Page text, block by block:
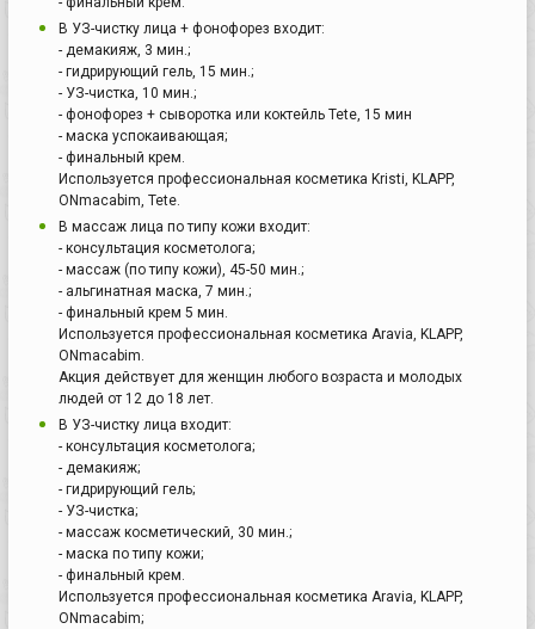
В УЗ-чистку лица + фонофорез входит:
- демакияж, 3 мин.;
- гидрирующий гель, 15 мин.;
- УЗ-чистка, 10 мин.;
- фонофорез + сыворотка или коктейль Tete, 15 мин
- маска успокаивающая;
- финальный крем.
Используется профессиональная косметика Kristi, KLAPP,
ONmacabim, Tete.
В массаж лица по типу кожи входит:
- консультация косметолога;
- массаж (по типу кожи), 45-50 мин.;
- альгинатная маска, 7 мин.;
- финальный крем 5 мин.
Используется профессиональная косметика Aravia, KLAPP,
ONmacabim.
Акция действует для женщин любого возраста и молодых
людей от 12 до 18 лет.
В УЗ-чистку лица входит:
- консультация косметолога;
- демакияж;
- гидрирующий гель;
- УЗ-чистка;
- массаж косметический, 30 мин.;
- маска по типу кожи;
- финальный крем.
Используется профессиональная косметика Aravia, KLAPP,
ONmacabim;